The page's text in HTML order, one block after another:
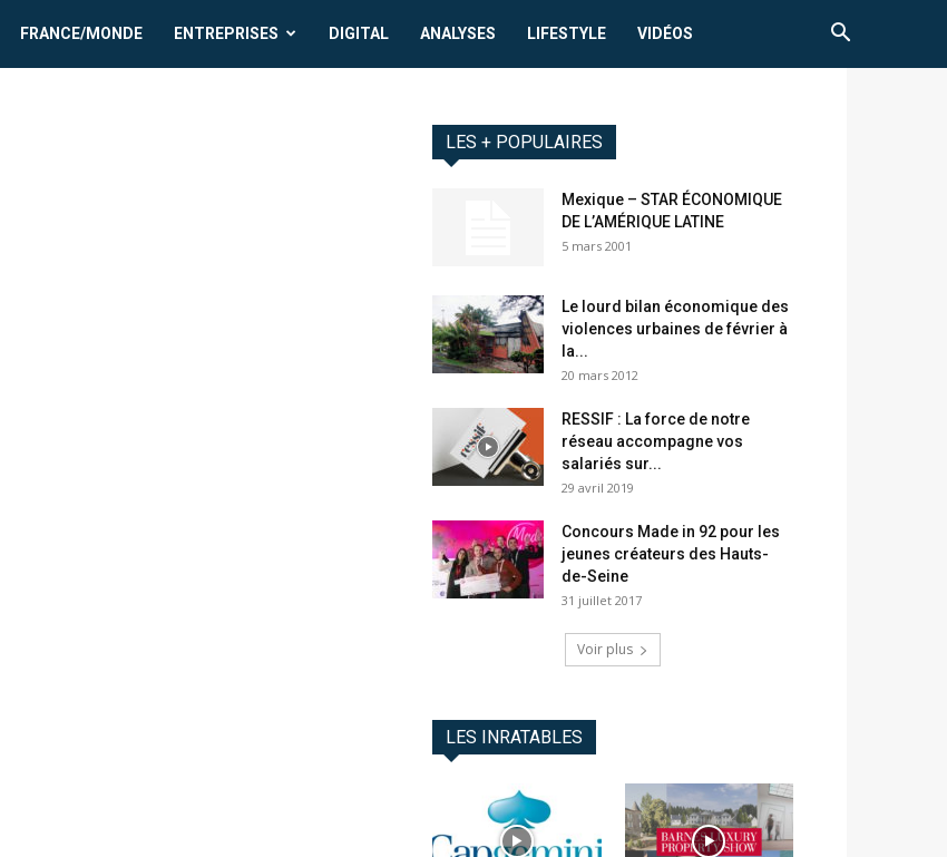
FRANCE/MONDE ENTREPRISES DIGITAL ANALYSES LIFESTYLE VIDÉOS
LES + POPULAIRES
Mexique – STAR ÉCONOMIQUE
DE L’AMÉRIQUE LATINE
5 mars 2001
Le lourd bilan économique des
violences urbaines de février à
la...
20 mars 2012
RESSIF : La force de notre
réseau accompagne vos
salariés sur...
29 avril 2019
Concours Made in 92 pour les
jeunes créateurs des Hauts-
de-Seine
31 juillet 2017
Voir plus
LES INRATABLES